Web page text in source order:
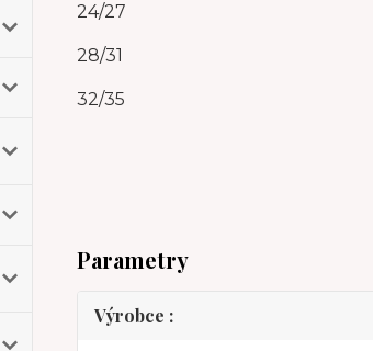
24/27
28/31
32/35
Parametry
Výrobce